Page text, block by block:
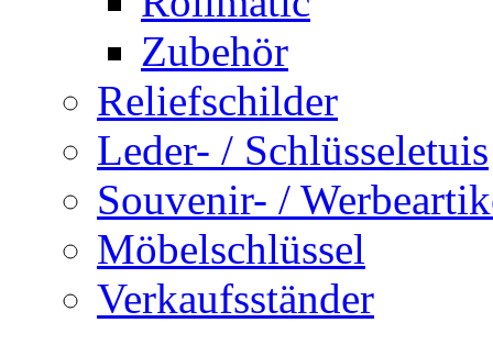
Zubehör
Reliefschilder
Leder- / Schlüsseletuis
Souvenir- /
Möbelschlüssel
Verkaufsständer